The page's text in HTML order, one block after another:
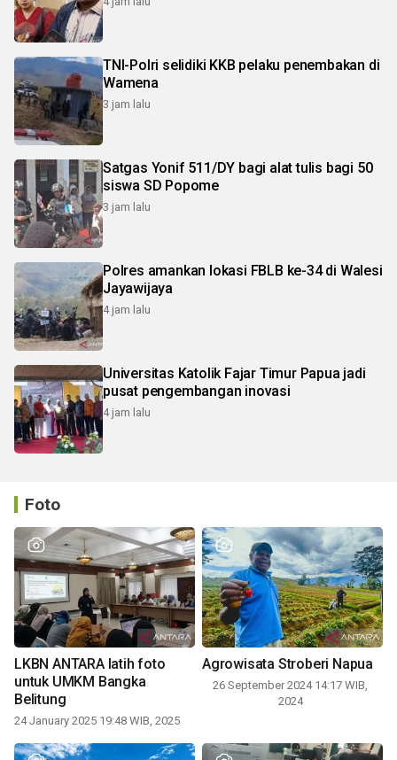
TNI-Polri selidiki KKB pelaku penembakan di
Wamena
3 jam lalu
Satgas Yonif 511/DY bagi alat tulis bagi 50
siswa SD Popome
3 jam lalu
Polres amankan lokasi FBLB ke-34 di Walesi
Jayawijaya
4 jam lalu
Universitas Katolik Fajar Timur Papua jadi
pusat pengembangan inovasi
4 jam lalu
Foto
LKBN ANTARA latih foto
untuk UMKM Bangka
Belitung
24 January 2025 19:48 WIB, 2025
Agrowisata Stroberi Napua
26 September 2024 14:17 WIB,
2024